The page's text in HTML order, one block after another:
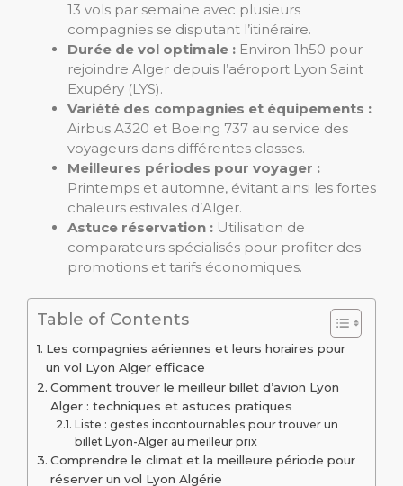
13 vols par semaine avec plusieurs
compagnies se disputant l’itinéraire.
Durée de vol optimale : Environ 1h50 pour
rejoindre Alger depuis l’aéroport Lyon Saint
Exupéry (LYS).
Variété des compagnies et équipements :
Airbus A320 et Boeing 737 au service des
voyageurs dans différentes classes.
Meilleures périodes pour voyager :
Printemps et automne, évitant ainsi les fortes
chaleurs estivales d’Alger.
Astuce réservation : Utilisation de
comparateurs spécialisés pour profiter des
promotions et tarifs économiques.
Table of Contents
Les compagnies aériennes et leurs horaires pour
un vol Lyon Alger efficace
Comment trouver le meilleur billet d’avion Lyon
Alger : techniques et astuces pratiques
Liste : gestes incontournables pour trouver un
billet Lyon-Alger au meilleur prix
Comprendre le climat et la meilleure période pour
réserver un vol Lyon Algérie